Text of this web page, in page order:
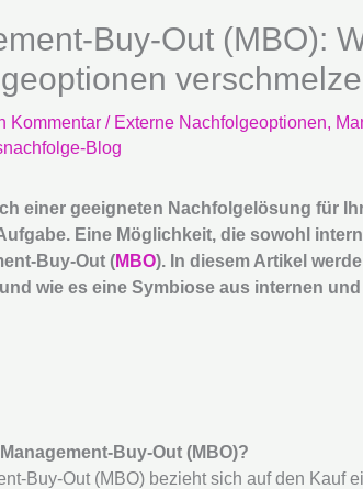
Buy-Out (MBO):
Kommentar / Externe Nachfolgeoptionen,
Blog
einer geeigneten Nachfolgelösung für
Eine Möglichkeit, die sowohl
Buy-Out (MBO). In diesem Artikel
wie es eine Symbiose aus internen
Buy-Out (MBO)?
Buy-Out (MBO) bezieht sich auf den Kauf